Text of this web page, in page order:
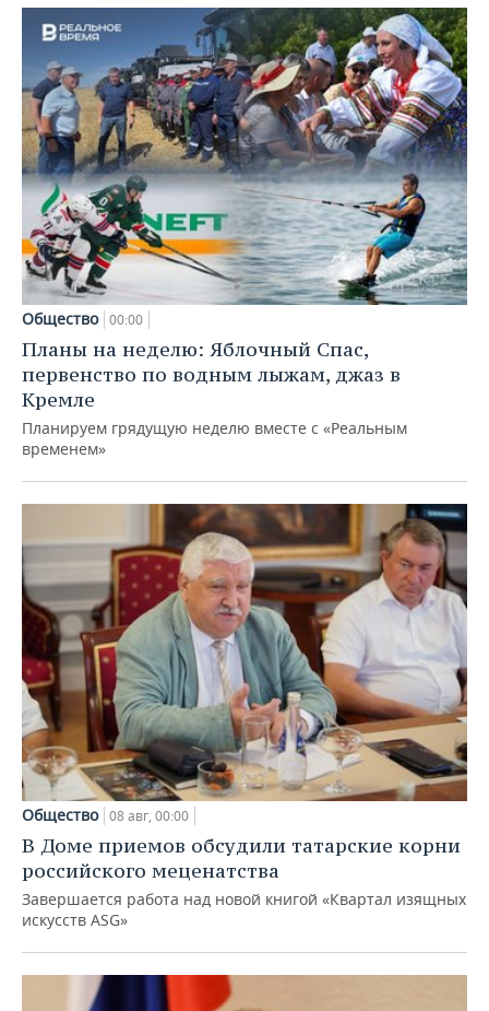
Общество 00:00
Планы на неделю: Яблочный Спас,
первенство по водным лыжам, джаз в
Кремле
Планируем грядущую неделю вместе с «Реальным
временем»
Общество 08 авг, 00:00
В Доме приемов обсудили татарские корни
российского меценатства
Завершается работа над новой книгой «Квартал изящных
искусств ASG»